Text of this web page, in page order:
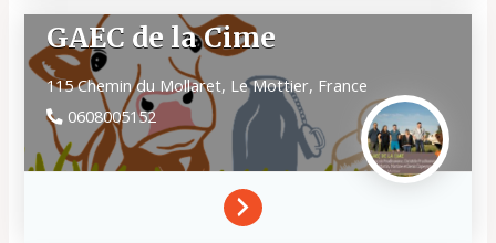
GAEC de la Cime
115 Chemin du Mollaret, Le Mottier, France
0608005152